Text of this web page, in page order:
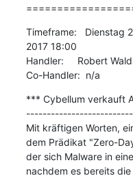
Timeframe:   Dienstag
2017 18:00
Handler:     Robert
Co-Handler:  n/a
*** Cybellum verkauft
Mit kräftigen Worten,
dem Prädikat "Zero-
der sich Malware in
nachdem es bereits